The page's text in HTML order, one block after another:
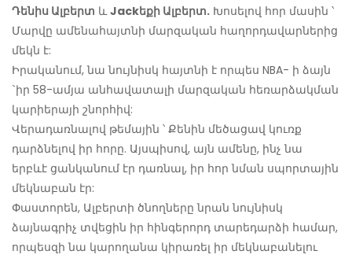
Դենիս Ալբերտ ևJackեքի Ալբերտ. Խոսելով հոր մասին ՝
Մարվը ամենահայտնի մարզական հաղորդավարներից
մեկն է:
Իրականում, նա նույնիսկ հայտնի է որպես NBA- ի ձայն
`իր 58-ամյա անհավատալի մարզական հեռարձակման
կարիերայի շնորհիվ:
Վերադառնալով թեմային ՝ Քենին մեծացավ կուռք
դարձնելով իր հորը. Այսպիսով, այն ամենը, ինչ նա
երբևէ ցանկանում էր դառնալ, իր հոր նման սպորտային
մեկնաբան էր:
Փաստորեն, Ալբերտի ծնողները նրան նույնիսկ
ձայնագրիչ տվեցին իր հինգերորդ տարեդարձի համար,
որպեսզի նա կարողանա կիրառել իր մեկնաբանելու